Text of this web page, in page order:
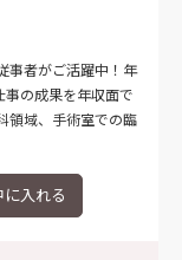
事者がご活躍中！年
の成果を年収面で
領域、手術室での臨